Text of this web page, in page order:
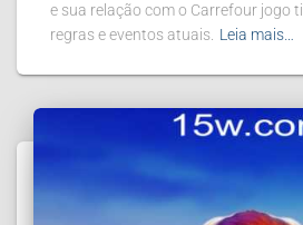
e sua relação com o Carrefour jogo
regras e eventos atuais. Leia mais…